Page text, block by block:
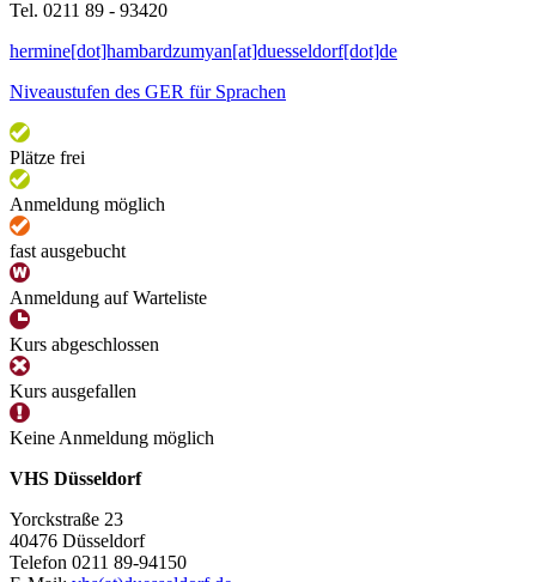
Tel. 0211 89 - 93420
hermine[dot]hambardzumyan[at]duesseldorf[dot]de
Niveaustufen des GER für Sprachen
Plätze frei
Anmeldung möglich
fast ausgebucht
Anmeldung auf Warteliste
Kurs abgeschlossen
Kurs ausgefallen
Keine Anmeldung möglich
VHS Düsseldorf
Yorckstraße 23
40476 Düsseldorf
Telefon 0211 89-94150